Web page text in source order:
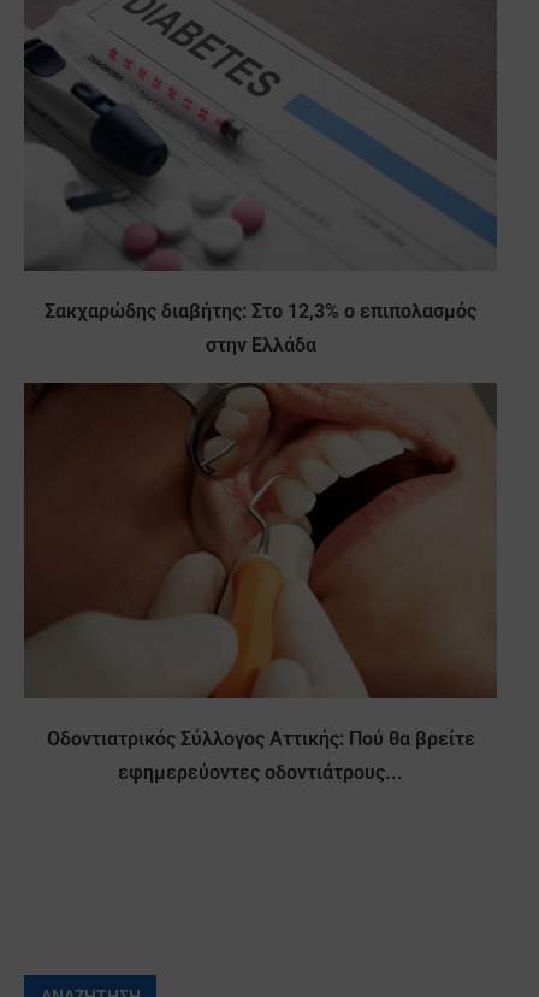
Σακχαρώδης διαβήτης: Στο 12,3% ο επιπολασμός
στην Ελλάδα
Οδοντιατρικός Σύλλογος Αττικής: Πού θα βρείτε
εφημερεύοντες οδοντιάτρους...